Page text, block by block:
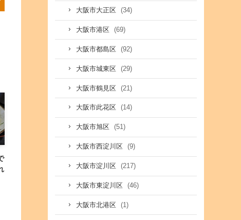
大阪市大正区 (34)
大阪市港区 (69)
大阪市都島区 (92)
大阪市城東区 (29)
大阪市鶴見区 (21)
大阪市此花区 (14)
大阪市旭区 (51)
大阪市西淀川区 (9)
大阪市淀川区 (217)
大阪市東淀川区 (46)
大阪市北港区 (1)